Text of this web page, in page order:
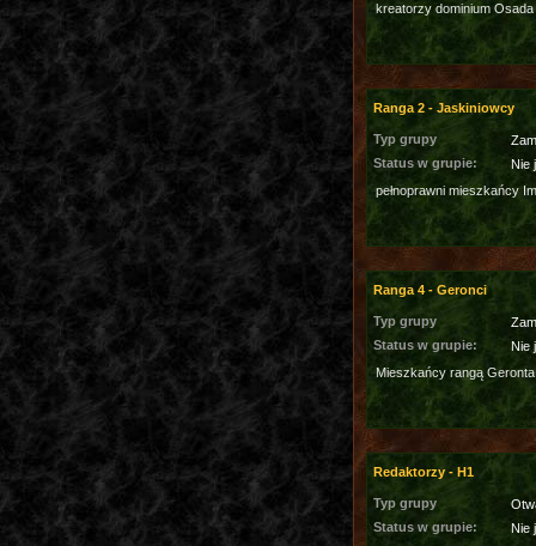
kreatorzy dominium Osada
Ranga 2 - Jaskiniowcy
Typ grupy
Status w grupie:
Nie
pełnoprawni mieszkańcy
Ranga 4 - Geronci
Typ grupy
Status w grupie:
Nie
Mieszkańcy rangą
Redaktorzy - H1
Typ grupy
Status w grupie:
Nie